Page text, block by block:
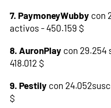
7. PaymoneyWubby con
activos - 450.159 $
8. AuronPlay con
418.012 $
9. Pestily con 24.052
$